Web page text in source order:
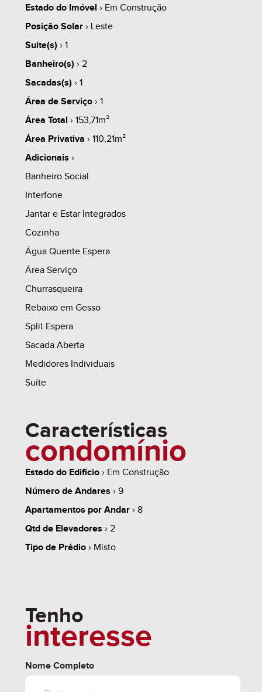
whats
share
Estado do Imóvel › Em Construção
Posição Solar› Leste
Suíte(s) › 1
Banheiro(s) › 2
Sacadas(s) › 1
Área de Serviço› 1
Área Total › 153,71m²
Área Privativa › 110,21m²
Adicionais ›
Banheiro Social
Interfone
Jantar e Estar Integrados
Cozinha
Água Quente Espera
Área Serviço
Churrasqueira
Rebaixo em Gesso
Split Espera
Sacada Aberta
Medidores Individuais
Suíte
Características
condomínio
Estado do Edifício› Em Construção
Número de Andares › 9
Apartamentos por Andar› 8
Qtd de Elevadores › 2
Tipo de Prédio› Misto
Tenho
interesse
Nome Completo